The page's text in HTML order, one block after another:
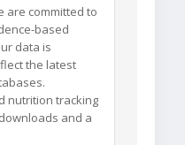
are committed to
based
data is
the latest
nutrition tracking
and a